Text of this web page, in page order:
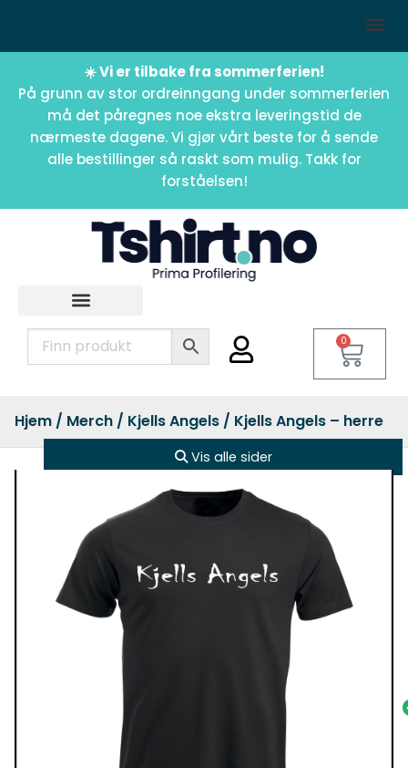
☀️ Vi er tilbake fra sommerferien!
På grunn av stor ordreinngang under sommerferien
må det påregnes noe ekstra leveringstid de
nærmeste dagene. Vi gjør vårt beste for å sende
alle bestillinger så raskt som mulig. Takk for
forståelsen!
0
Hjem / Merch / Kjells Angels / Kjells Angels – herre
Vis alle sider